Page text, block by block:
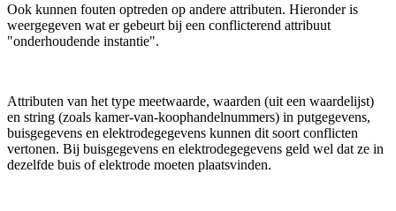
Ook kunnen fouten optreden op andere attributen. Hieronder is
weergegeven wat er gebeurt bij een conflicterend attribuut
"onderhoudende instantie".
Attributen van het type meetwaarde, waarden (uit een waardelijst)
en string (zoals kamer-van-koophandelnummers) in putgegevens,
buisgegevens en elektrodegegevens kunnen dit soort conflicten
vertonen. Bij buisgegevens en elektrodegegevens geld wel dat ze in
dezelfde buis of elektrode moeten plaatsvinden.